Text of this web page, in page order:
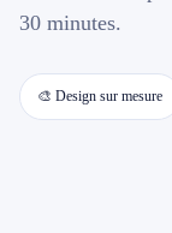
Broye
30 minutes.
🎨 Design sur mesure